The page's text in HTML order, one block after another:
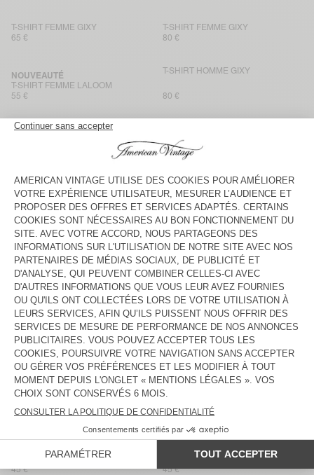
T-SHIRT FEMME GIXY
65 €
T-SHIRT FEMME GIXY
80 €
T-SHIRT FEMME LALOOM
NOUVEAUTÉ
55 €
T-SHIRT HOMME GIXY
80 €
T-SHIRT FEMME FIZVALLEY
60 €
T-SHIRT HOMME DECATUR
BACK IN STOCK
40 €
T-SHIRT FEMME SONOMA
55 €
T-SHIRT HOMME BYSAPICK
BACK IN STOCK
50 €
T-SHIRT FEMME GAMIPY
50 €
T-SHIRT FEMME
MASSACHUSETTS
50 €
T-SHIRT FEMME SONOMA
50 €
T-SHIRT ENFANT GIXY
40 €
T-SHIRT FEMME SONOMA
65 €
T-SHIRT ENFANT GIXY
55 €
NOUVEAUTÉ
50 €
45 €
T-SHIRT ENFANT FIZVALLEY
NOUVEAUTÉ
45 €